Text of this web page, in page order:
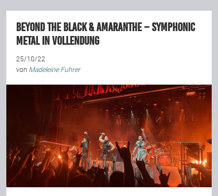
Beyond The Black & Amaranthe – Symphonic
Metal in Vollendung
25/10/22
von Madeleine Fuhrer